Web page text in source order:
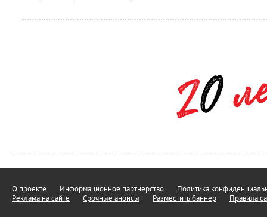
О проекте Информационное партнерство
Политика
Реклама на сайте
Срочные анонсы Разместить баннер Правила